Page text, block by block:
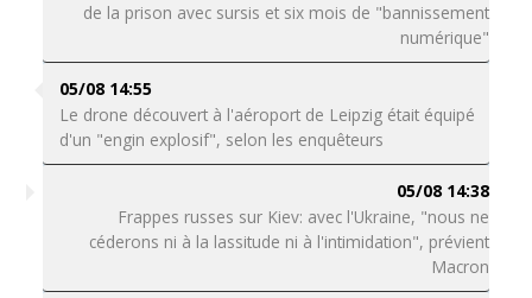
de la prison avec sursis et six mois de "bannissement
numérique"
05/08 14:55
Le drone découvert à l'aéroport de Leipzig était équipé
d'un "engin explosif", selon les enquêteurs
05/08 14:38
Frappes russes sur Kiev: avec l'Ukraine, "nous ne
céderons ni à la lassitude ni à l'intimidation", prévient
Macron